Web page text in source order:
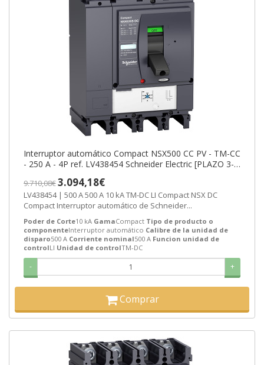
Interruptor automático Compact NSX500 CC PV - TM-CC
- 250 A - 4P ref. LV438454 Schneider Electric [PLAZO 3-6
9.710,08€3.094,18€
LV438454 | 500 A 500 A 10 kA TM-DC LI Compact NSX DC
Compact Interruptor automático de Schneider...
Poder de Corte10 kA GamaCompact Tipo de producto o
componenteInterruptor automático Calibre de la unidad de
disparo500 A Corriente nominal500 A Funcion unidad de
controlLI Unidad de controlTM-DC
- +
Comprar